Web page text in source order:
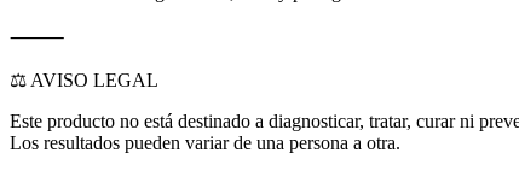
⸻
⚖️ AVISO LEGAL
Este producto no está destinado a diagnosticar, tratar, curar ni
Los resultados pueden variar de una persona a otra.